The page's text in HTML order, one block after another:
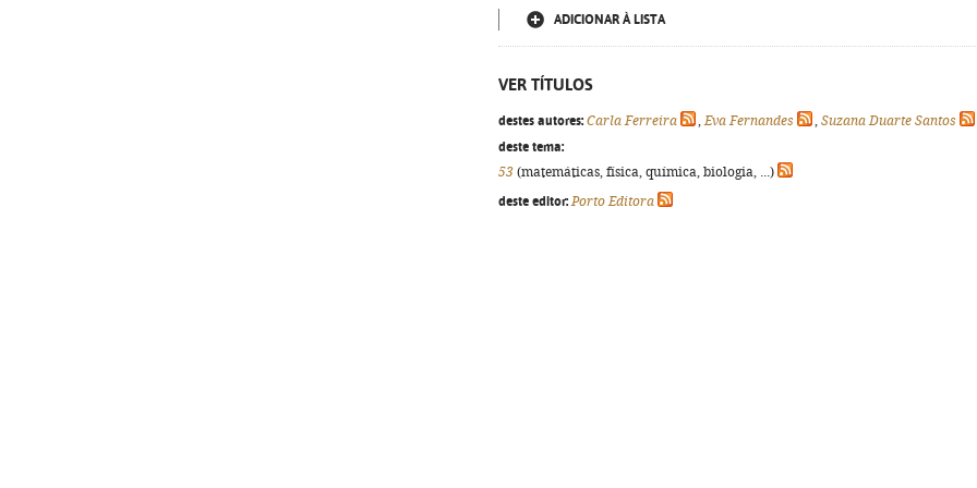
ADICIONAR À LISTA
VER TÍTULOS
destes autores: Carla Ferreira ,Eva Fernandes , Suzana Duarte Santos
deste tema:
53 (matemáticas, física, química, biologia, ...)
deste editor: Porto Editora